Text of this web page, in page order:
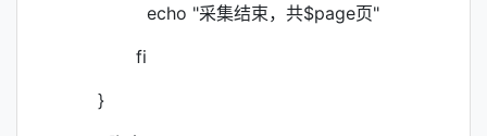
echo "采集结束，共$page页"
fi
}